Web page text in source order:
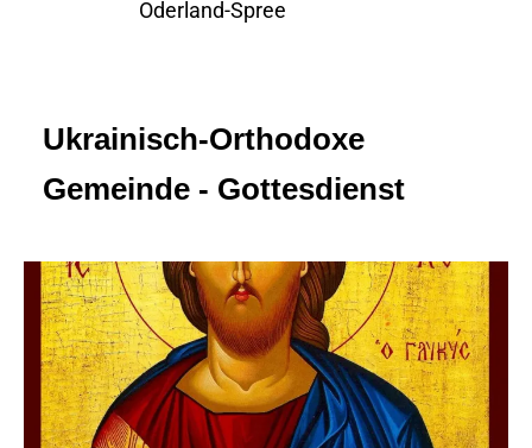
Oderland-Spree
Ukrainisch-Orthodoxe
Gemeinde - Gottesdienst